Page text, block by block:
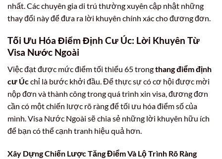
nhất. Các chuyên gia di trú thường xuyên cập nhật những
thay đổi này để đưa ra lời khuyên chính xác cho đương đơn.
Tối Ưu Hóa Điểm Định Cư Úc: Lời Khuyên Từ
Visa Nước Ngoài
Việc đạt được mức điểm tối thiểu 65 trongthang điểm định
cư Úcchỉ là bước khởi đầu. Để thực sự có cơ hội được mời
nộp đơn và thành công trong quá trình xin visa, đương đơn
cần có một chiến lược rõ ràng để tối ưu hóa điểm số của
mình. Visa Nước Ngoài sẽ chia sẻ những lời khuyên hữu ích
để bạn có thể cạnh tranh hiệu quả hơn.
Xây Dựng Chiến Lược Tăng Điểm Và Lộ Trình Rõ Ràng